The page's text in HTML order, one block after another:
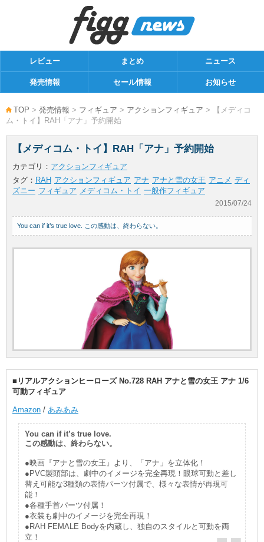
レビュー まとめ ニュース
発売情報 セール情報 お知らせ
TOP > 発売情報 > フィギュア > アクションフィギュア > 【メディコ
ム・トイ】RAH「アナ」予約開始
【メディコム・トイ】RAH「アナ」予約開始
カテゴリ： アクションフィギュア
タグ： RAH アクションフィギュア アナ アナと雪の女王 アニメ ディ
ズニー フィギュア メディコム・トイ 一般作フィギュア
2015/07/24
You can if it’s true love. この感動は、終わらない。
■リアルアクションヒーローズ No.728 RAH アナと雪の女王 アナ 1/6
可動フィギュア
Amazon / あみあみ
You can if it’s true love.
この感動は、終わらない。
●映画『アナと雪の女王』より、「アナ」を立体化！
●PVC製頭部は、劇中のイメージを完全再現！眼球可動と差し
替え可能な3種類の表情パーツ付属で、様々な表情が再現可
能！
●各種手首パーツ付属！
●衣装も劇中のイメージを完全再現！
●RAH FEMALE Bodyを内蔵し、独自のスタイルと可動を両
立！